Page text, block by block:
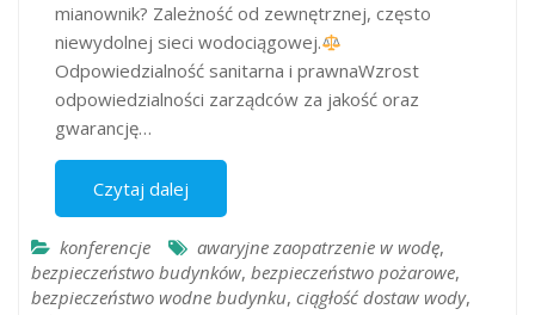
mianownik? Zależność od zewnętrznej, często
niewydolnej sieci wodociągowej.
Odpowiedzialność sanitarna i prawnaWzrost
odpowiedzialności zarządców za jakość oraz
gwarancję…
Czytaj dalej
konferencje awaryjne zaopatrzenie w wodę,
bezpieczeństwo budynków, bezpieczeństwo pożarowe,
bezpieczeństwo wodne budynku, ciągłość dostaw wody,